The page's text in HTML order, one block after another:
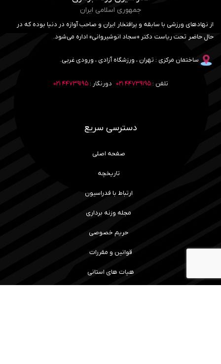
جمهوری اسلامی ایران
از نهادهای ورزشی با سابقه و پرافتخار ایران و صاحب آوازه در دنیا بوده که در
حال حاضر تحت ریاست دکتر «سجاد انوشیروانی» اداره می‌شود.
ساختمان مرکزی : تهران ، ورزشگاه آزادی ، ورودی غربی.
تلفن :۴۴۷۳۹۱۹۵ ۰۲۱ دورنگار :۴۴۷۳۹۱۹۵ ۰۲۱
دسترسی سریع
صفحه اصلی
تاریخچه
ارتباط با فدراسیون
مجله وزنه برداری
حریم خصوصی
قوانین و مقررات
هیات های استانی